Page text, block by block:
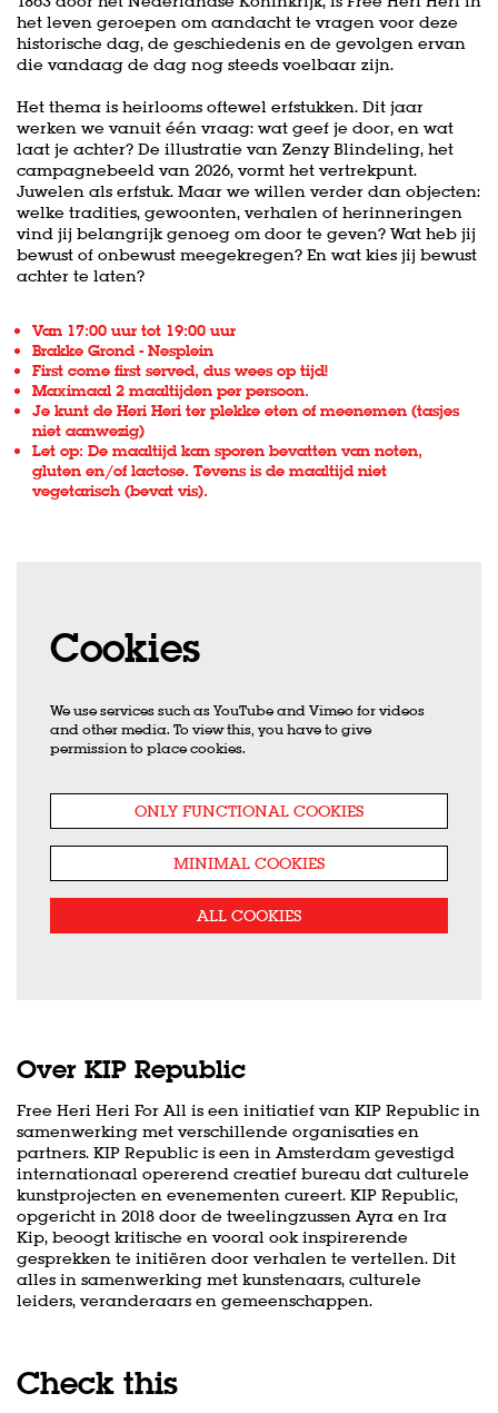
het leven geroepen om aandacht te vragen voor deze
historische dag, de geschiedenis en de gevolgen ervan
die vandaag de dag nog steeds voelbaar zijn.
Het thema is heirlooms oftewel erfstukken. Dit jaar
werken we vanuit één vraag: wat geef je door, en wat
laat je achter? De illustratie van Zenzy Blindeling, het
campagnebeeld van 2026, vormt het vertrekpunt.
Juwelen als erfstuk. Maar we willen verder dan objecten:
welke tradities, gewoonten, verhalen of herinneringen
vind jij belangrijk genoeg om door te geven? Wat heb jij
bewust of onbewust meegekregen? En wat kies jij bewust
achter te laten?
Van 17:00 uur tot 19:00 uur
Brakke Grond - Nesplein
First come first served, dus wees op tijd!
Maximaal 2 maaltijden per persoon.
Je kunt de Heri Heri ter plekke eten of meenemen (tasjes
niet aanwezig)
Let op: De maaltijd kan sporen bevatten van noten,
gluten en/of lactose. Tevens is de maaltijd niet
vegetarisch (bevat vis).
Cookies
We use services such as YouTube and Vimeo for videos
and other media. To view this, you have to give
permission to place cookies.
ONLY FUNCTIONAL COOKIES
MINIMAL COOKIES
ALL COOKIES
Over KIP Republic
Free Heri Heri For All is een initiatief van KIP Republic in
samenwerking met verschillende organisaties en
partners. KIP Republic is een in Amsterdam gevestigd
internationaal opererend creatief bureau dat culturele
kunstprojecten en evenementen cureert. KIP Republic,
opgericht in 2018 door de tweelingzussen Ayra en Ira
Kip, beoogt kritische en vooral ook inspirerende
gesprekken te initiëren door verhalen te vertellen. Dit
alles in samenwerking met kunstenaars, culturele
leiders, veranderaars en gemeenschappen.
Check this